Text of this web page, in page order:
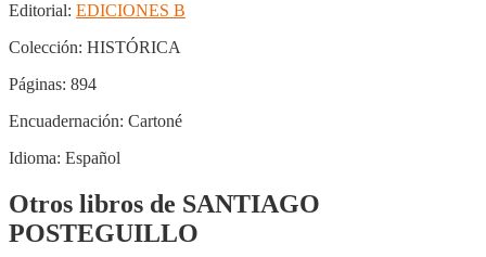
Editorial: EDICIONES B
Colección: HISTÓRICA
Páginas: 894
Encuadernación: Cartoné
Idioma: Español
Otros libros de SANTIAGO
POSTEGUILLO